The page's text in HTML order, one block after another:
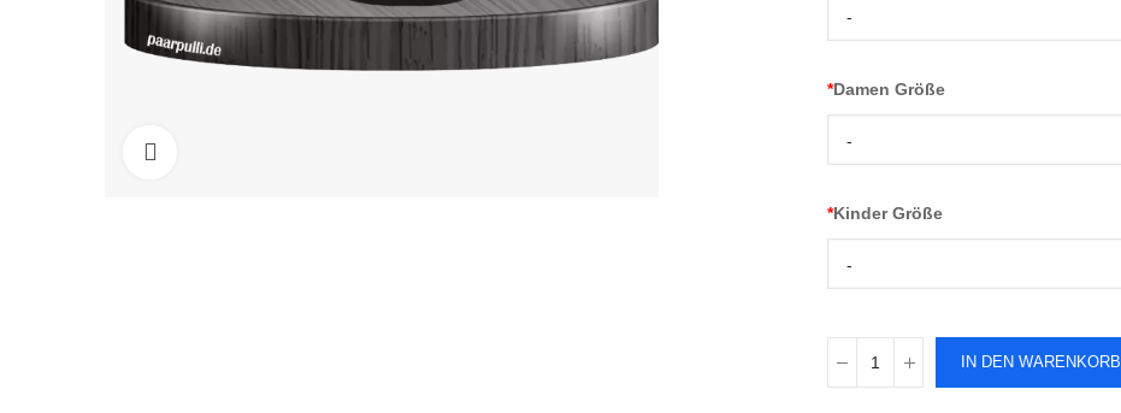
-
*Damen Größe
-
*Kinder Größe
-
IN DEN WARENKORB